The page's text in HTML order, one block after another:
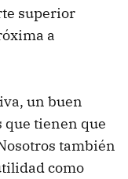
superior
a
un buen
que tienen que
también
como